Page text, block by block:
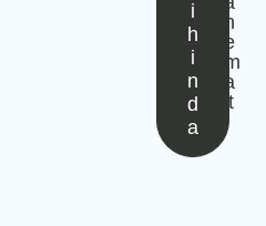
i
h
i
n
d
a
h
e
m
a
lt